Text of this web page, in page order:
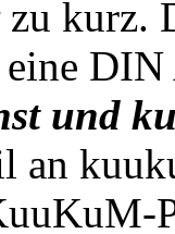
zu kurz.
eine
und
an